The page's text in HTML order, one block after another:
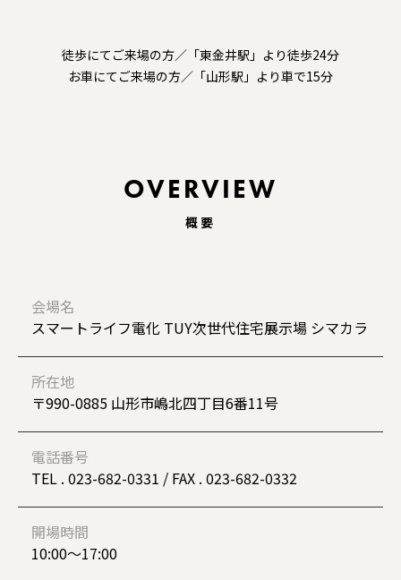
徒歩にてご来場の方／「東金井駅」より徒歩24分
お車にてご来場の方／「山形駅」より車で15分
OVERVIEW
概要
会場名
スマートライフ電化 TUY次世代住宅展示場 シマカラ
所在地
〒990-0885 山形市嶋北四丁目6番11号
電話番号
TEL . 023-682-0331 / FAX . 023-682-0332
開場時間
10:00〜17:00